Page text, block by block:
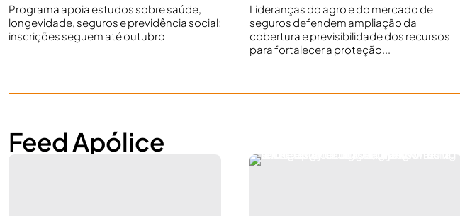
Programa apoia estudos sobre saúde,
longevidade, seguros e previdência social;
inscrições seguem até outubro
Lideranças do agro e do mercado de
seguros defendem ampliação da
cobertura e previsibilidade dos recursos
para fortalecer a proteção...
Feed Apólice